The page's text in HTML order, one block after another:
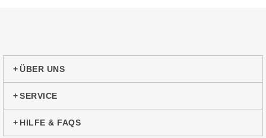
ÜBER UNS
SERVICE
HILFE & FAQS